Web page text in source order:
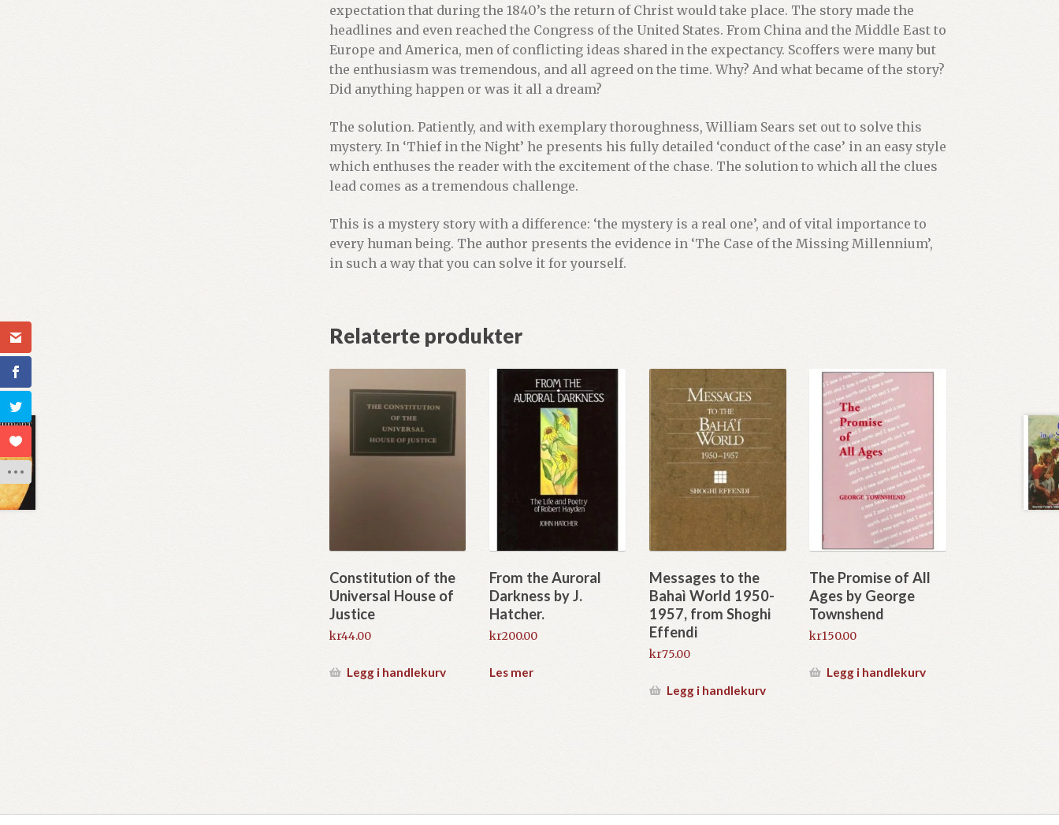
expectation that during the 1840’s the return of Christ would take place. The story made the
headlines and even reached the Congress of the United States. From China and the Middle East to
Europe and America, men of conflicting ideas shared in the expectancy. Scoffers were many but
the enthusiasm was tremendous, and all agreed on the time. Why? And what became of the story?
Did anything happen or was it all a dream?
The solution. Patiently, and with exemplary thoroughness, William Sears set out to solve this
mystery. In ‘Thief in the Night’ he presents his fully detailed ‘conduct of the case’ in an easy style
which enthuses the reader with the excitement of the chase. The solution to which all the clues
lead comes as a tremendous challenge.
This is a mystery story with a difference: ‘the mystery is a real one’, and of vital importance to
every human being. The author presents the evidence in ‘The Case of the Missing Millennium’,
in such a way that you can solve it for yourself.
Relaterte produkter
Constitution of the
Universal House of
Justice
kr44.00
Legg i handlekurv
From the Auroral
Darkness by J.
Hatcher.
kr200.00
Les mer
Messages to the
Bahaì World 1950-
1957, from Shoghi
Effendi
kr75.00
Legg i handlekurv
The Promise of All
Ages by George
Townshend
kr150.00
Legg i handlekurv